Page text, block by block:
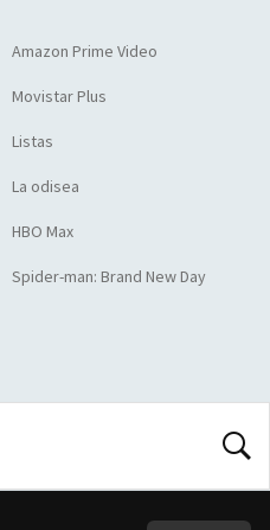
Amazon Prime Video
Movistar Plus
Listas
La odisea
HBO Max
Spider-man: Brand New Day